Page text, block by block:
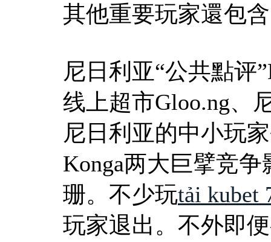
其他重要玩家還包
尼日利亚“公共點评
线上超市Gloo.ng、
尼日利亚的中小玩
Konga两大巨擘竞
珊。不少玩tải kubet
玩家退出。不外即